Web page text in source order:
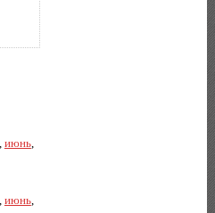
июнь,
июнь,